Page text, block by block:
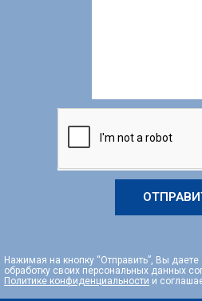
Нажимая на кнопку “Отправить”, Вы даете
обработку своих персональных данных
Политике конфиденциальности и